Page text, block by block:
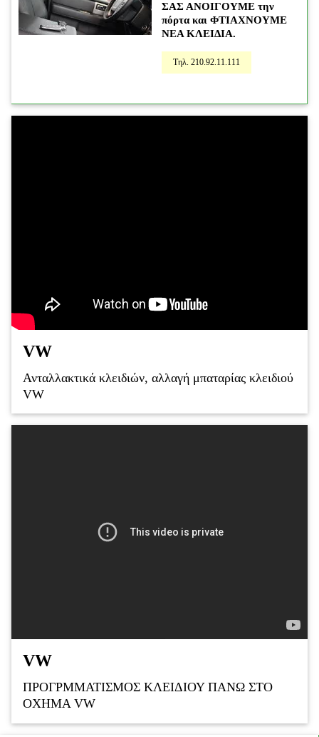
ΣΑΣ ΑΝΟΙΓΟΥΜΕτην
πόρτα και ΦΤΙΑΧΝΟΥΜΕ
ΝΕΑ ΚΛΕΙΔΙΑ.
Τηλ. 210.92.11.111
VW
Ανταλλακτικά κλειδιών, αλλαγή μπαταρίας κλειδιού
VW
VW
ΠΡΟΓΡΜΜΑΤΙΣΜΟΣ ΚΛΕΙΔΙΟΥ ΠΑΝΩ ΣΤΟ
ΟΧΗΜΑ VW